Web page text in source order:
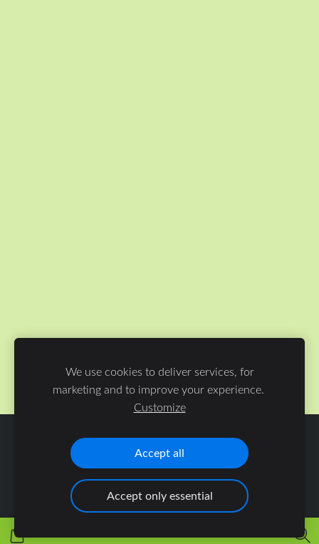
ФАЙЛЫ COOKIE
We use cookies to deliver services, for
marketing and to improve your experience.
Customize
Accept all
Accept only essential